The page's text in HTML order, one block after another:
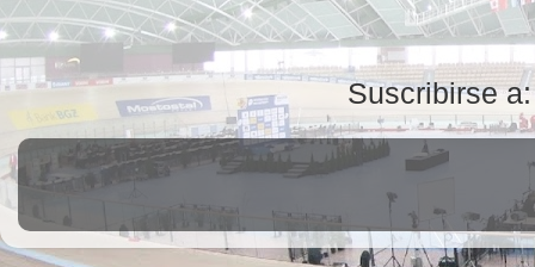
Suscribirse